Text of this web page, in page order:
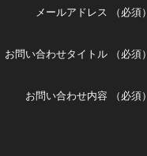
メールアドレス （必須）
お問い合わせタイトル （必須）
お問い合わせ内容 （必須）